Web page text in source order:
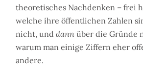
theoretisches Nachdenken – frei
welche ihre öffentlichen Zahlen
nicht, und dann über die Gründe
warum man einige Ziffern eher
andere.